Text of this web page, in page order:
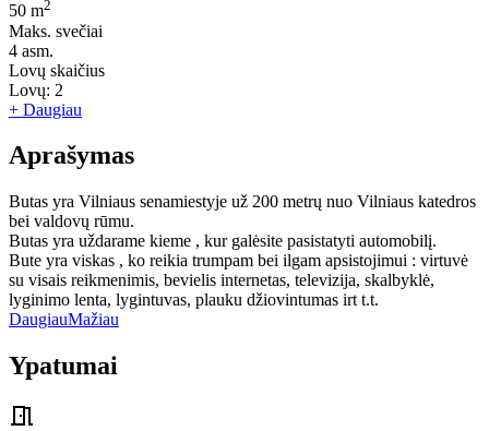
50 m2
Maks. svečiai
4 asm.
Lovų skaičius
Lovų: 2
+ Daugiau
Aprašymas
Butas yra Vilniaus senamiestyje už 200 metrų nuo Vilniaus katedros
bei valdovų rūmu.
Butas yra uždarame kieme , kur galėsite pasistatyti automobilį.
Bute yra viskas , ko reikia trumpam bei ilgam apsistojimui : virtuvė
su visais reikmenimis, bevielis internetas, televizija, skalbyklė,
lyginimo lenta, lygintuvas, plauku džiovintumas irt t.t.
DaugiauMažiau
Ypatumai